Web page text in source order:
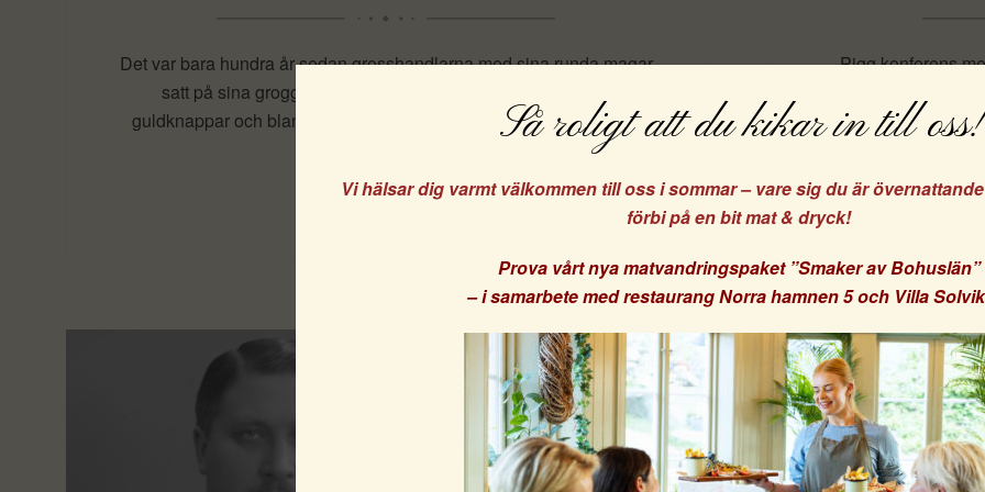
Det var bara hundra år sedan grosshandlarna med sina runda magar
satt på sina groggverandor i Lysekil. Kostym och väst med
guldknappar och blanka skor. Några färska kräftor i aftonsolen var
Pigg konferens
”Hedvigs
verkan. Fröer,
Så roligt att du kikar in till oss!
Vi hälsar dig varmt välkommen till oss i sommar – vare sig du är
förbi på en bit mat & dryck!
Prova vårt nya matvandringspaket ”Smaker av Bohuslän”
– i samarbete medrestaurang Norra hamnen 5och Villa
Dina kakor, ditt val!
Vi använder kakor för att ge dig en bättre upplevelse på vår
Genom att acceptera bekräftar du att du samtycker till vår
kakor.